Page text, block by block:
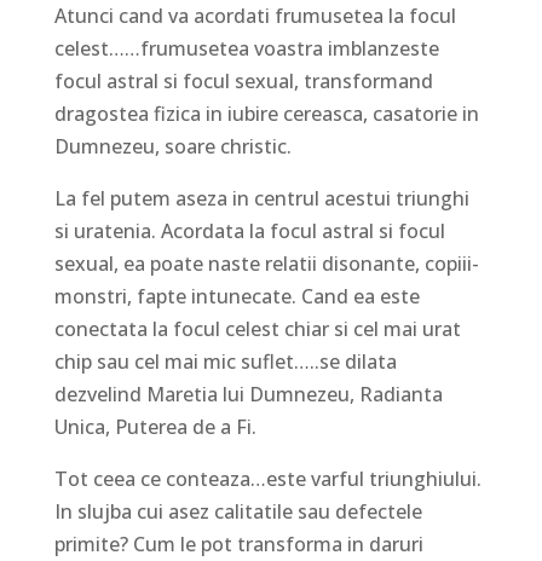
Atunci cand va acordati frumusetea la focul
celest……frumusetea voastra imblanzeste
focul astral si focul sexual, transformand
dragostea fizica in iubire cereasca, casatorie in
Dumnezeu, soare christic.
La fel putem aseza in centrul acestui triunghi
si uratenia. Acordata la focul astral si focul
sexual, ea poate naste relatii disonante, copiii-
monstri, fapte intunecate. Cand ea este
conectata la focul celest chiar si cel mai urat
chip sau cel mai mic suflet…..se dilata
dezvelind Maretia lui Dumnezeu, Radianta
Unica, Puterea de a Fi.
Tot ceea ce conteaza…este varful triunghiului.
In slujba cui asez calitatile sau defectele
primite? Cum le pot transforma in daruri